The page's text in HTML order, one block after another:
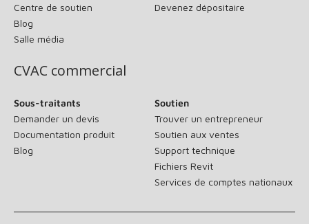
Centre de soutien
Blog
Salle média
Devenez dépositaire
CVAC commercial
Sous-traitants
Demander un devis
Documentation produit
Blog
Soutien
Trouver un entrepreneur
Soutien aux ventes
Support technique
Fichiers Revit
Services de comptes nationaux